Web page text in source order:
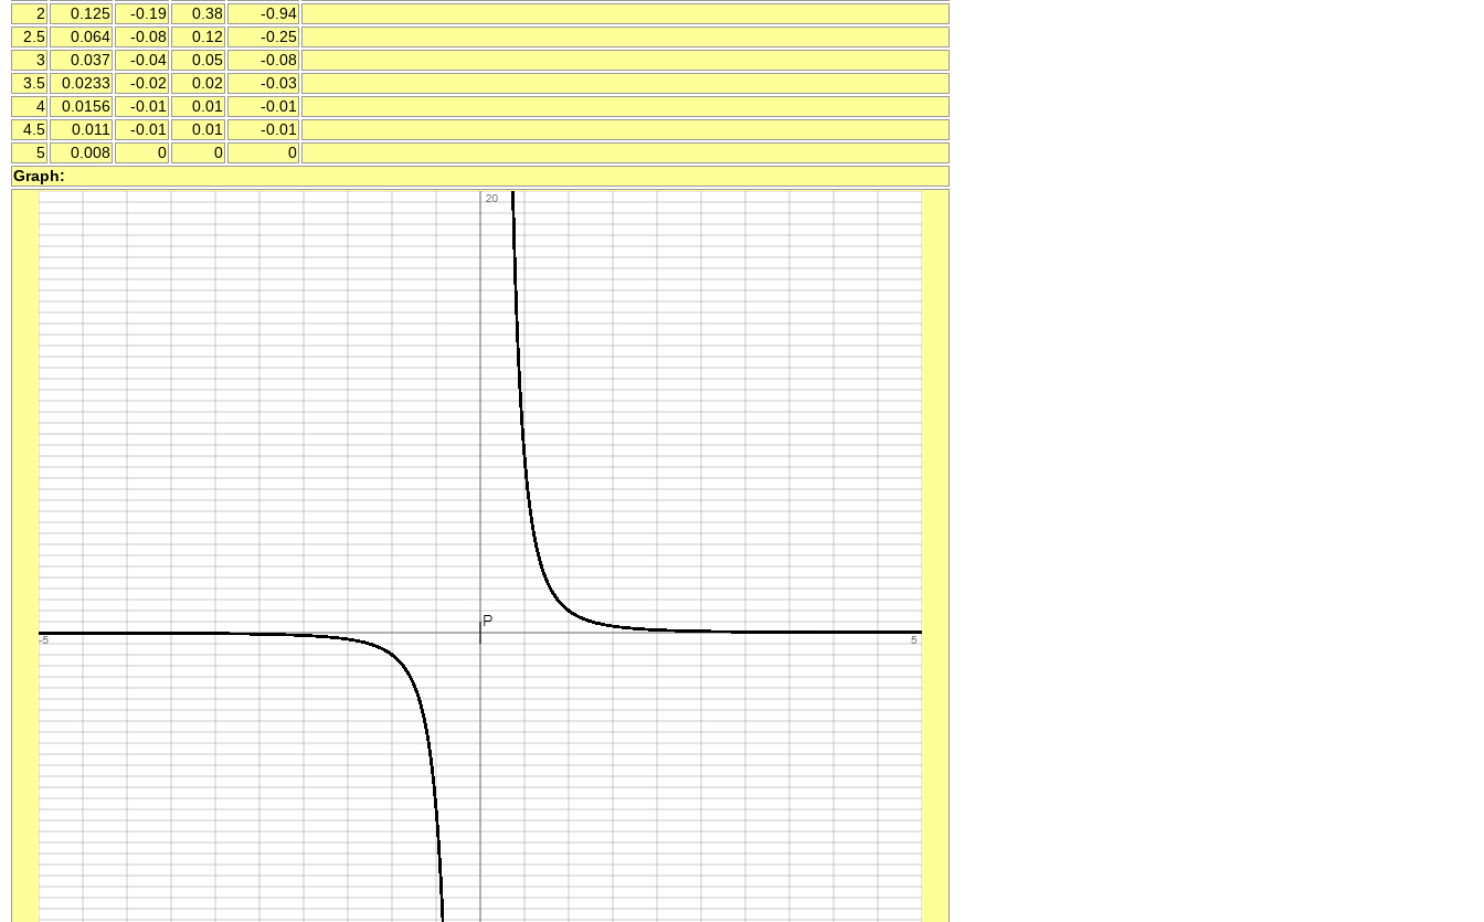
2
0.125 -0.19 0.38
-0.94
2.5
0.064 -0.08 0.12
-0.25
3
0.037 -0.04 0.05
-0.08
3.5
0.0233 -0.02 0.02
-0.03
4
0.0156 -0.01 0.01
-0.01
4.5
0.011 -0.01 0.01
-0.01
5
0.008 0 0
0
Graph: